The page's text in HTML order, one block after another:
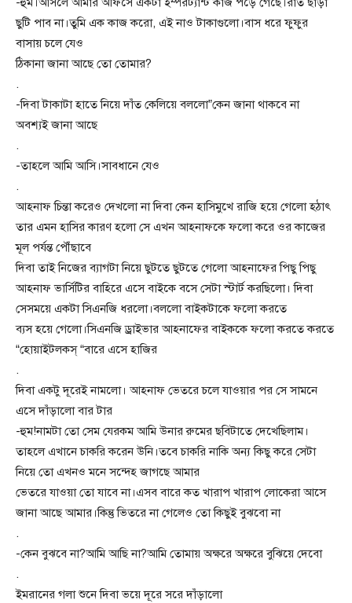
ছুটি পাব না।তুমি এক কাজ করো, এই নাও টাকাগুলো।বাস ধরে ফুফুর
বাসায় চলে যেও
ঠিকানা জানা আছে তো তোমার?
.
-দিবা টাকাটা হাতে নিয়ে দাঁত কেলিয়ে বললো”কেন জানা থাকবে না
অবশ্যই জানা আছে
.
-তাহলে আমি আসি।সাবধানে যেও
.
আহনাফ চিন্তা করেও দেখলো না দিবা কেন হাসিমুখে রাজি হয়ে গেলো হঠাৎ
তার এমন হাসির কারণ হলো সে এখন আহনাফকে ফলো করে ওর কাজের
মূল পর্যন্ত পৌঁছাবে
দিবা তাই নিজের ব্যাগটা নিয়ে ছুটতে ছুটতে গেলো আহনাফের পিছু পিছু
আহনাফ ভার্সিটির বাহিরে এসে বাইকে বসে সেটা স্টার্ট করছিলো। দিবা
সেসময়ে একটা সিএনজি ধরলো।বললো বাইকটাকে ফলো করতে
ব্যস হয়ে গেলো।সিএনজি ড্রাইভার আহনাফের বাইককে ফলো করতে করতে
“হোয়াইটলকস্ “বারে এসে হাজির
.
দিবা একটু দূরেই নামলো। আহনাফ ভেতরে চলে যাওয়ার পর সে সামনে
এসে দাঁড়ালো বার টার
-হুম!নামটা তো সেম যেরকম আমি উনার রুমের ছবিটাতে দেখেছিলাম।
তাহলে এখানে চাকরি করেন উনি।তবে চাকরি নাকি অন্য কিছু করে সেটা
নিয়ে তো এখনও মনে সন্দেহ জাগছে আমার
ভেতরে যাওয়া তো যাবে না।এসব বারে কত খারাপ খারাপ লোকেরা আসে
জানা আছে আমার।কিন্তু ভিতরে না গেলেও তো কিছুই বুঝবো না
.
-কেন বুঝবে না?আমি আছি না?আমি তোমায় অক্ষরে অক্ষরে বুঝিয়ে দেবো
.
ইমরানের গলা শুনে দিবা ভয়ে দূরে সরে দাঁড়ালো